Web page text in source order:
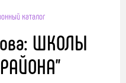
каталог
ШКОЛЫ